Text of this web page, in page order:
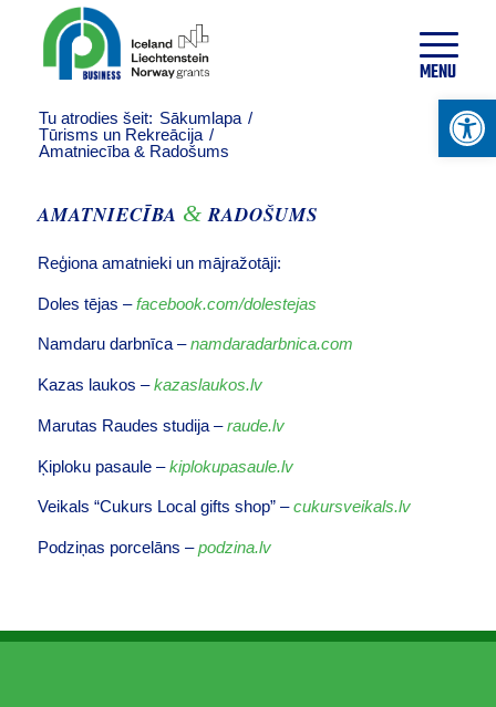
MENU
Tu atrodies šeit: Sākumlapa /
Tūrisms un Rekreācija /
Amatniecība & Radošums
AMATNIECĪBA & RADOŠUMS
Reģiona amatnieki un mājražotāji:
Doles tējas –facebook.com/dolestejas
Namdaru darbnīca –namdaradarbnica.com
Kazas laukos –kazaslaukos.lv
Marutas Raudes studija –raude.lv
Ķiploku pasaule –kiplokupasaule.lv
Veikals “Cukurs Local gifts shop” –cukursveikals.lv
Podziņas porcelāns –podzina.lv